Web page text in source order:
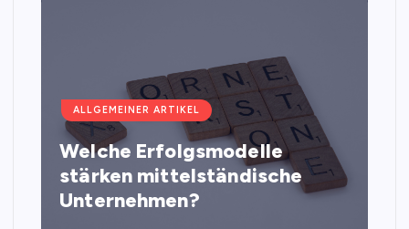
ALLGEMEINER ARTIKEL
Welche Erfolgsmodelle
stärken mittelständische
Unternehmen?